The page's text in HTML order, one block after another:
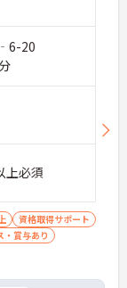
20
上必須
資格取得サポート
・賞与あり